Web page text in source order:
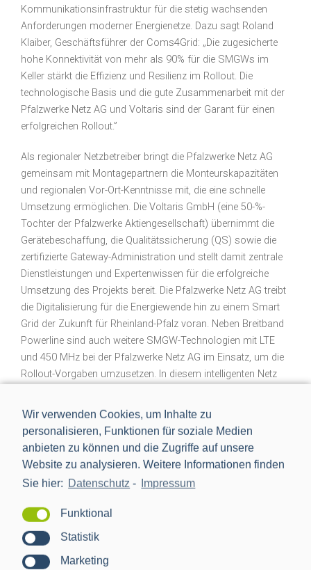
Wir verwenden Cookies, um Inhalte zu
personalisieren, Funktionen für soziale Medien
anbieten zu können und die Zugriffe auf unsere
Website zu analysieren. Weitere Informationen finden
Sie hier: Datenschutz - Impressum
Funktional
Statistik
Marketing
Kommunikationsinfrastruktur für die stetig wachsenden
Anforderungen moderner Energienetze. Dazu sagt Roland
Klaiber, Geschäftsführer der Coms4Grid: „Die zugesicherte
hohe Konnektivität von mehr als 90% für die SMGWs im
Keller stärkt die Effizienz und Resilienz im Rollout. Die
technologische Basis und die gute Zusammenarbeit mit der
Pfalzwerke Netz AG und Voltaris sind der Garant für einen
erfolgreichen Rollout.”
Als regionaler Netzbetreiber bringt die Pfalzwerke Netz AG
gemeinsam mit Montagepartnern die Monteurskapazitäten
und regionalen Vor-Ort-Kenntnisse mit, die eine schnelle
Umsetzung ermöglichen. Die Voltaris GmbH (eine 50-%-
Tochter der Pfalzwerke Aktiengesellschaft) übernimmt die
Gerätebeschaffung, die Qualitätssicherung (QS) sowie die
zertifizierte Gateway-Administration und stellt damit zentrale
Dienstleistungen und Expertenwissen für die erfolgreiche
Umsetzung des Projekts bereit. Die Pfalzwerke Netz AG treibt
die Digitalisierung für die Energiewende hin zu einem Smart
Grid der Zukunft für Rheinland-Pfalz voran. Neben Breitband
Powerline sind auch weitere SMGW-Technologien mit LTE
und 450 MHz bei der Pfalzwerke Netz AG im Einsatz, um die
Rollout-Vorgaben umzusetzen. In diesem intelligenten Netz
profitieren von der Bereitstellung ihrer Flexibilität für Markt
und Netzbetrieb.
Seite teilen:
facebook